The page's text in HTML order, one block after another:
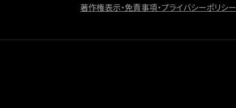
著作権表示・免責事項・プライバシーポリシー